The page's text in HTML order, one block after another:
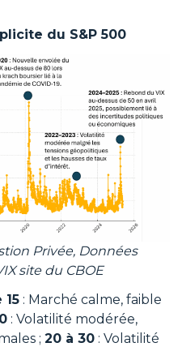
du S&P 500
Privée, Données
site du CBOE
15 : Marché calme, faible
: Volatilité modérée,
; 20 à 30 : Volatilité